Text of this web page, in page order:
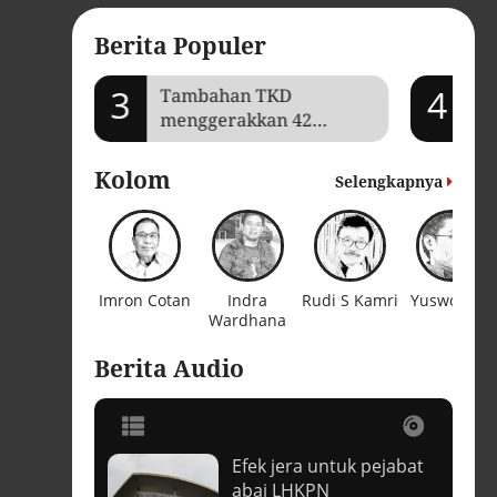
Berita Populer
Aceh
3
Tambahan TKD
menggerakkan 42
kegiatan di
4
Kolom Selengkapnya
Imron Cotan
Indra
Wardhana
Rudi S Kamri Yuswohady
Berita Audio
Efek jera untuk pejabat
abai LHKPN